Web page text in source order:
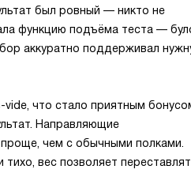
был ровный — никто не
функцию подъёма теста —
аккуратно поддерживал
что стало приятным
Направляющие
чем с обычными полками.
вес позволяет